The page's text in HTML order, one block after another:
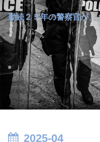
勤続２５年の警察官が、
2025-04